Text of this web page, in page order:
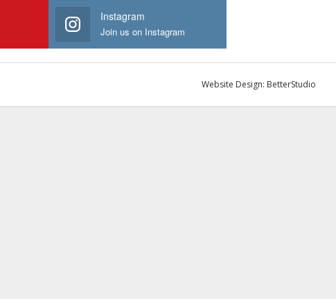
Instagram
Join us on Instagram
Website Design: BetterStudio